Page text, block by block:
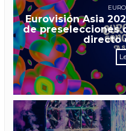
Eurovisión Asia
de preselecciones
directo